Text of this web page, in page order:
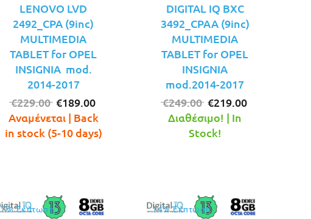
LENOVO LVD
2492_CPA (9inc)
MULTIMEDIA
TABLET for OPEL
INSIGNIA mod.
2014-2017
€229.00 Original
price
was:
€189.00
τρέχουσα
τιμή
Αναμένεται | Back
in stock (5-10 days)
DIGITAL IQ BXC
3492_CPAA (9inc)
MULTIMEDIA
TABLET for OPEL
INSIGNIA
mod.2014-2017
€249.00 Original
price
was:
€219.00
Διαθέσιμο! | In
Stock!
7% Έκπτωση 14% Έκπτωση